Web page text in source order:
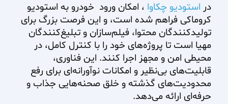
در استودیو چکاوا ، امکان ورود خودرو به استودیو
کروماکی فراهم شده است، و این فرصت بزرگ برای
تولیدکنندگان محتوا، فیلم‌سازان و تبلیغ‌کنندگان
مهیا است تا پروژه‌های خود را با کنترل کامل، در
محیطی امن و مجهز اجرا کنند. این فناوری،
قابلیت‌های بی‌نظیر و امکانات نوآورانه‌ای برای رفع
محدودیت‌های گذشته و خلق صحنه‌هایی جذاب و
حرفه‌ای ارائه می‌دهد.